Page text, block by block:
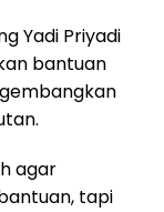
Yadi Priyadi
bantuan
agar
tapi